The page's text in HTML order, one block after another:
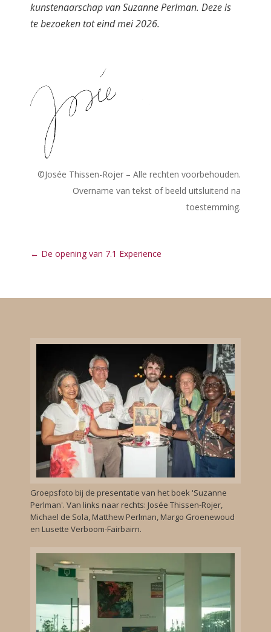
kunstenaarschap van Suzanne Perlman. Deze is
te bezoeken tot eind mei 2026.
©Josée Thissen-Rojer – Alle rechten voorbehouden.
Overname van tekst of beeld uitsluitend na
toestemming.
← De opening van 7.1 Experience
Groepsfoto bij de presentatie van het boek 'Suzanne
Perlman'. Van links naar rechts: Josée Thissen-Rojer,
Michael de Sola, Matthew Perlman, Margo Groenewoud
en Lusette Verboom-Fairbairn.